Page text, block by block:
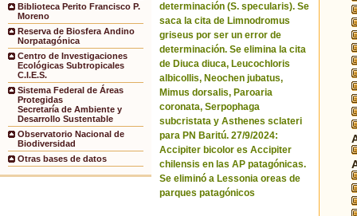
Biblioteca Perito Francisco P.
Moreno
Reserva de Biosfera Andino
Norpatagónica
Centro de Investigaciones
Ecológicas Subtropicales
C.I.E.S.
Sistema Federal de Áreas
Protegidas
Secretaría de Ambiente y
Desarrollo Sustentable
Observatorio Nacional de
Biodiversidad
Otras bases de datos
determinación (S. specularis). Se
saca la cita de Limnodromus
griseus por ser un error de
determinación. Se elimina la cita
de Diuca diuca, Leucochloris
albicollis, Neochen jubatus,
Mimus dorsalis, Paroaria
coronata, Serpophaga
subcristata y Asthenes sclateri
para PN Baritú. 27/9/2024:
Accipiter bicolor es Accipiter
chilensis en las AP patagónicas.
Se eliminó a Lessonia oreas de
parques patagónicos